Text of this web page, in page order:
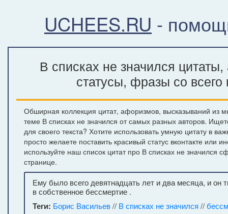
UCHEES.RU -
В списках не значился
статусы, фразы со
Обширная коллекция цитат, афоризмов, высказываний из
теме В списках не значился от самых разных авторов.
для своего текста? Хотите использовать умную цитату в
просто желаете поставить красивый статус вконтакте или
используйте наш список цитат про В списках не значился
странице.
Ему было всего девятнадцать лет и два месяца, и он
в собственное бессмертие .
Теги: Борис Васильев// В списках не значился //